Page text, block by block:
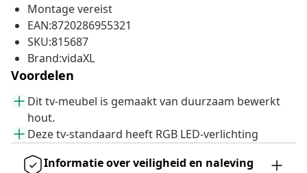
Montage vereist
EAN:8720286955321
SKU:815687
Brand:vidaXL
Voordelen
Dit tv-meubel is gemaakt van duurzaam bewerkt
hout.
Deze tv-standaard heeft RGB LED-verlichting
Informatie over veiligheid en naleving